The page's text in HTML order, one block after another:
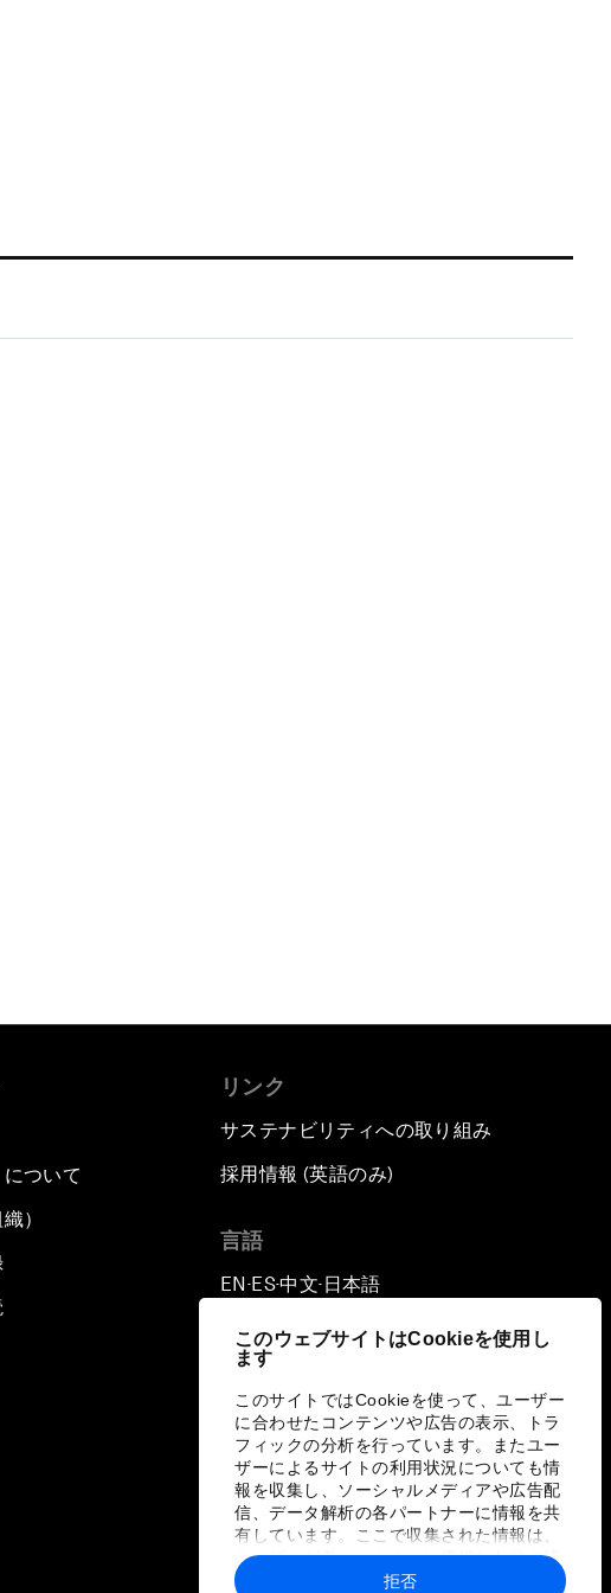
このウェブサイトはCookieを使用し
ます
このサイトではCookieを使って、ユーザー
に合わせたコンテンツや広告の表示、トラ
フィックの分析を行っています。またユー
ザーによるサイトの利用状況についても情
報を収集し、ソーシャルメディアや広告配
信、データ解析の各パートナーに情報を共
有しています。ここで収集された情報は、
ユーザーが各パートナーに提供した他の情
報や各パートナーのサービスを使用した際
拒否
ついて
）
リンク
サステナビリティへの取り組み
採用情報 (英語のみ)
言語
EN ▪ ES▪中文▪ 日本語